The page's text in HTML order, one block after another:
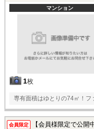
マンション
1枚
専有面積はゆとりの74㎡！
会員限定 【会員様限定で公